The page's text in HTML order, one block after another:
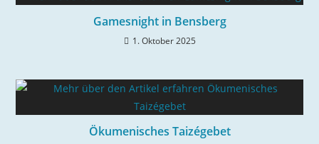
Gamesnight in Bensberg
1. Oktober 2025
Ökumenisches Taizégebet